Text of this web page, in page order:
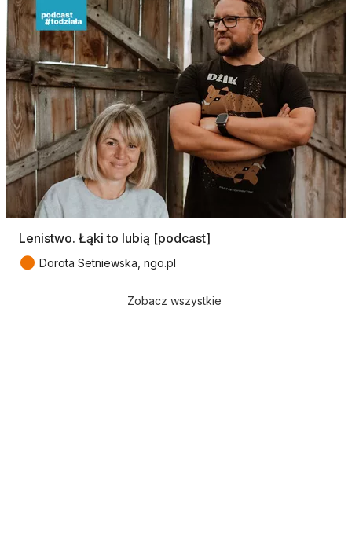
Lenistwo. Łąki to lubią [podcast]
● Dorota Setniewska, ngo.pl
Zobacz wszystkie